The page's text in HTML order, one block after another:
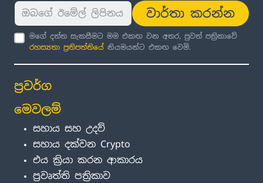
වාර්තා කරන්න
මගේ දත්ත සැකසීමට මම එකඟ වන අතර, පුවත් පත්‍රිකාවේ
රහස්‍යතා ප්‍රතිපත්තිය ේ නියමයන්ට එකඟ වෙමි.
ප්‍රවර්ග
මෙවලම්
සහාය සහ උදව්
සහාය දක්වන Crypto
එය ක්‍රියා කරන ආකාරය
ප්‍රවෘත්ති පත්‍රිකාව